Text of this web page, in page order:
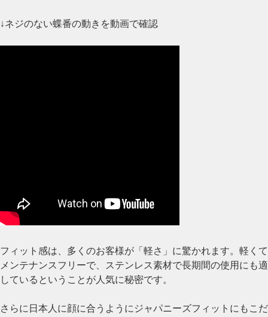
↓ネジのない蝶番の動きを動画で確認
フィット感は、多くのお客様が「軽さ」に驚かれます。軽くて
メンテナンスフリーで、ステンレス素材で長期間の使用にも適
しているということが人気に秘密です。
さらに日本人に顔に合うようにジャパニーズフィットにもこだ